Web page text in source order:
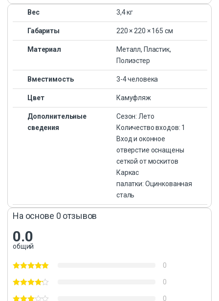
Вес 3,4 кг
Габариты 220 × 220 × 165 см
Материал
Металл, Пластик,
Полиэстер
Вместимость 3-4 человека
Цвет Камуфляж
Дополнительные
сведения
Сезон: Лето
Количество входов: 1
Вход и оконное
отверстие оснащены
сеткой от москитов
Каркас
палатки: Оцинкованная
сталь
На основе 0 отзывов
0.0
общий
0
0
0